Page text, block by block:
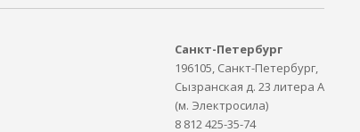
Санкт-Петербург
196105, Санкт-Петербург,
Сызранская д. 23 литера А
(м. Электросила)
8 812 425-35-74